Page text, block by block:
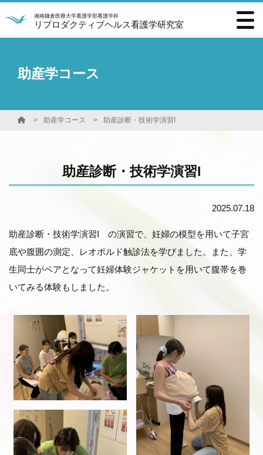
湘南鎌倉医療大学看護学部看護学科
リプロダクティブヘルス看護学研究室
助産学コース
助産学コース 助産診断・技術学演習I
助産診断・技術学演習I
2025.07.18
助産診断・技術学演習I の演習で、妊婦の模型を用いて子宮
底や腹囲の測定、レオポルド触診法を学びました。また、学
生同士がペアとなって妊婦体験ジャケットを用いて腹帯を巻
いてみる体験もしました。